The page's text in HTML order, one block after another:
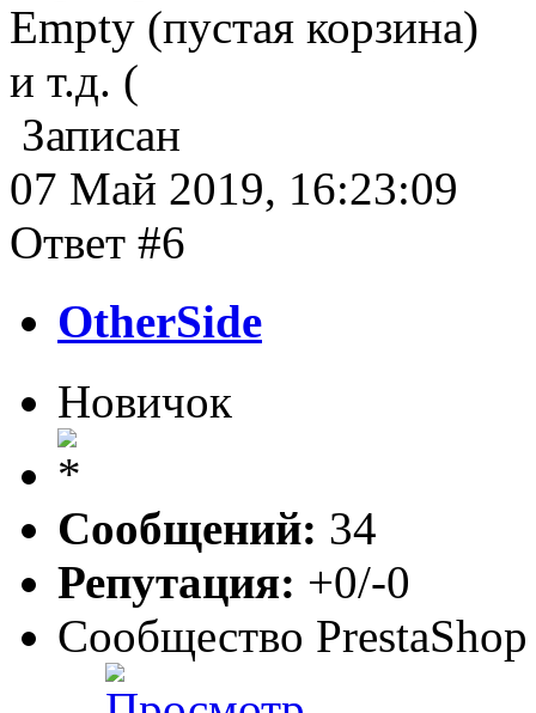
Empty (пустая корзина)
и т.д. (
Записан
07 Май 2019, 16:23:09
Ответ #6
OtherSide
Новичок
Сообщений: 34
Репутация: +0/-0
Сообщество PrestaShop